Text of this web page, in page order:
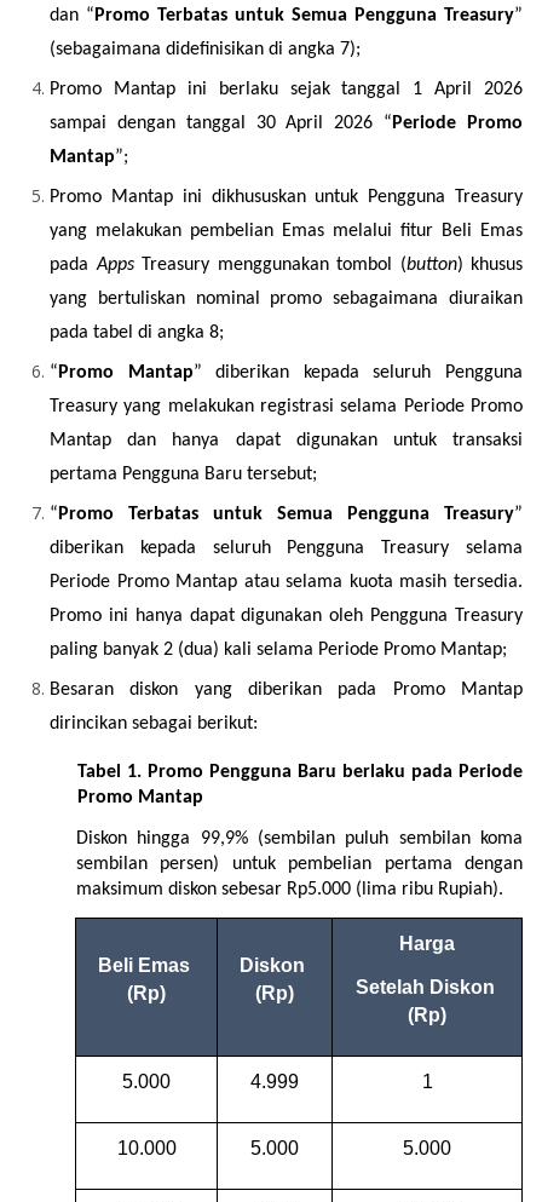
dan “ Promo Terbatas untuk Semua Pengguna Treasury”
(sebagaimana didefinisikan di angka 7);
Promo Mantap ini berlaku sejak tanggal 1 April 2026
sampai dengan tanggal 30 April 2026 “ Periode Promo
Mantap”;
Promo Mantap ini dikhususkan untuk Pengguna Treasury
yang melakukan pembelian Emas melalui fitur Beli Emas
pada Apps Treasury menggunakan tombol (button) khusus
yang bertuliskan nominal promo sebagaimana diuraikan
pada tabel di angka 8;
“ Promo Mantap” diberikan kepada seluruh Pengguna
Treasury yang melakukan registrasi selama Periode Promo
Mantap dan hanya dapat digunakan untuk transaksi
pertama Pengguna Baru tersebut;
“ Promo Terbatas untuk Semua Pengguna Treasury”
diberikan kepada seluruh Pengguna Treasury selama
Periode Promo Mantap atau selama kuota masih tersedia.
Promo ini hanya dapat digunakan oleh Pengguna Treasury
paling banyak 2 (dua) kali selama Periode Promo Mantap;
Besaran diskon yang diberikan pada Promo Mantap
dirincikan sebagai berikut:
Tabel 1. Promo Pengguna Baru berlaku pada Periode
Promo Mantap
Diskon hingga 99,9% (sembilan puluh sembilan koma
sembilan persen) untuk pembelian pertama dengan
maksimum diskon sebesar Rp5.000 (lima ribu Rupiah).
Beli Emas
(Rp)
Diskon
(Rp)
Harga
Setelah Diskon
(Rp)
5.000 4.999 1
10.000 5.000 5.000